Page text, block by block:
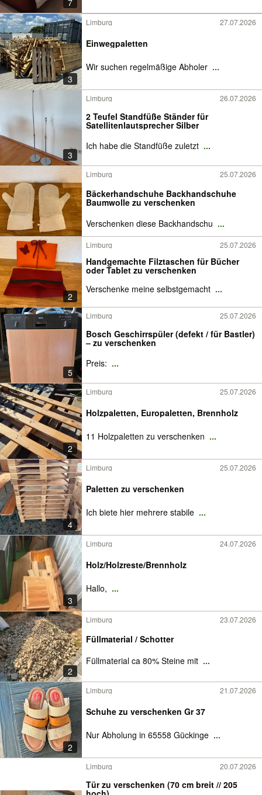
7
3
Limburg 27.07.2026
Einwegpaletten
Wir suchen regelmäßige Abholer ...
3
Limburg 26.07.2026
2 Teufel Standfüße Ständer für
Satellitenlautsprecher Silber
Ich habe die Standfüße zuletzt ...
Limburg 25.07.2026
Bäckerhandschuhe Backhandschuhe
Baumwolle zu verschenken
Verschenken diese Backhandschu ...
2
Limburg 25.07.2026
Handgemachte Filztaschen für Bücher
oder Tablet zu verschenken
Verschenke meine selbstgemacht ...
5
Limburg 25.07.2026
Bosch Geschirrspüler (defekt / für Bastler)
– zu verschenken
Preis: ...
2
Limburg 25.07.2026
Holzpaletten, Europaletten, Brennholz
11 Holzpaletten zu verschenken ...
4
Limburg 25.07.2026
Paletten zu verschenken
Ich biete hier mehrere stabile ...
3
Limburg 24.07.2026
Holz/Holzreste/Brennholz
Hallo, ...
2
Limburg 23.07.2026
Füllmaterial / Schotter
Füllmaterial ca 80% Steine mit ...
2
Limburg 21.07.2026
Schuhe zu verschenken Gr 37
Nur Abholung in 65558 Gückinge ...
Limburg 20.07.2026
Tür zu verschenken (70 cm breit // 205